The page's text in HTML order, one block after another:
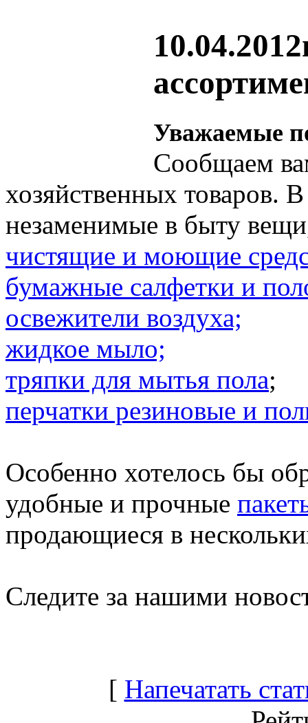
Уважаемые
Сообщаем
хозяйственных товаров.
незаменимые в быту
чистящие и моющие
бумажные салфетки и
освежители воздуха;
жидкое мыло;
тряпки для мытья пола;
перчатки резиновые и
Особенно хотелось бы
удобные и прочные
продающиеся в
Следите за нашими
[ Напечатать